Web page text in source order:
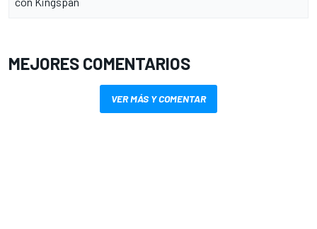
MEJORES COMENTARIOS
VER MÁS Y COMENTAR